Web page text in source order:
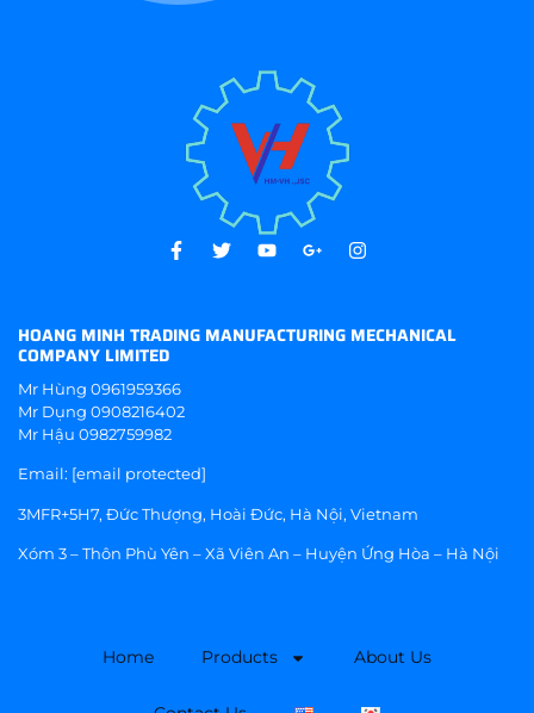
HOANG MINH TRADING MANUFACTURING MECHANICAL
COMPANY LIMITED
Mr Hùng 0961959366
Mr Dụng 0908216402
Mr Hậu 0982759982
Email: [email protected]
3MFR+5H7, Đức Thượng, Hoài Đức, Hà Nội, Vietnam
Xóm 3 – Thôn Phù Yên – Xã Viên An – Huyện Ứng Hòa – Hà Nội
Home Products About Us